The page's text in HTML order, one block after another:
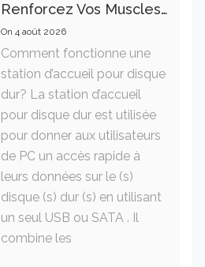
Renforcez Vos Muscles Profonds Pour Apaiser Votre Mal De Dos
On 4 août 2026
Comment fonctionne une
station d’accueil pour disque
dur? La station d’accueil
pour disque dur est utilisée
pour donner aux utilisateurs
de PC un accès rapide à
leurs données sur le (s)
disque (s) dur (s) en utilisant
un seul USB ou SATA . Il
combine les